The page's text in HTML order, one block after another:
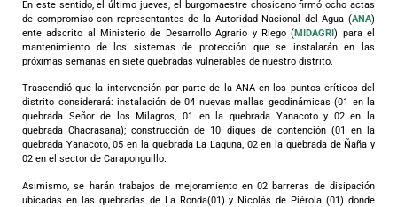
En este sentido, el último jueves, el burgomaestre chosicano firmó ocho actas
de compromiso con representantes de la Autoridad Nacional del Agua (ANA)
ente adscrito al Ministerio de Desarrollo Agrario y Riego (MIDAGRI) para el
mantenimiento de los sistemas de protección que se instalarán en las
próximas semanas en siete quebradas vulnerables de nuestro distrito.
Trascendió que la intervención por parte de la ANA en los puntos críticos del
distrito considerará: instalación de 04 nuevas mallas geodinámicas (01 en la
quebrada Señor de los Milagros, 01 en la quebrada Yanacoto y 02 en la
quebrada Chacrasana); construcción de 10 diques de contención (01 en la
quebrada Yanacoto, 05 en la quebrada La Laguna, 02 en la quebrada de Ñaña y
02 en el sector de Caraponguillo.
Asimismo, se harán trabajos de mejoramiento en 02 barreras de disipación
ubicadas en las quebradas de La Ronda(01) y Nicolás de Piérola (01) donde